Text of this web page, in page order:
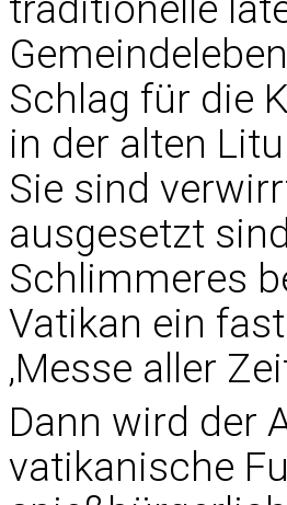
Schlag für die
in der alten
Sie sind
ausgesetzt
Schlimmeres
Vatikan ein
‚Messe aller
Dann wird der
vatikanische